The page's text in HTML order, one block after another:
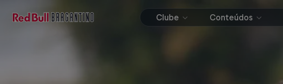
Clube Conteúdos